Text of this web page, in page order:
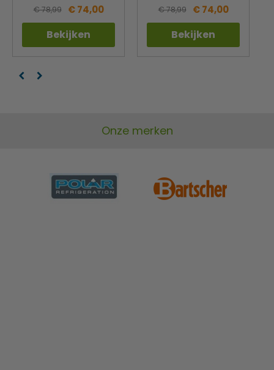
€ 78,99 € 74,00
Bekijken
€ 78,99 € 74,00
Bekijken
Onze merken